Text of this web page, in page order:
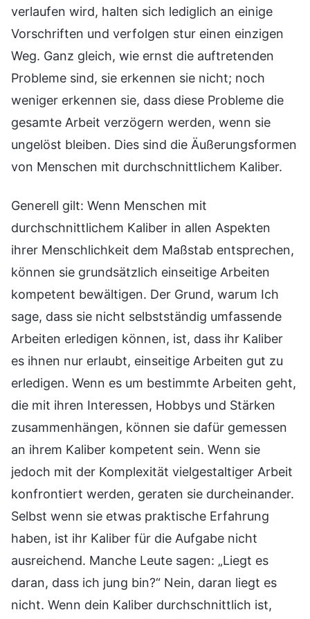
Generell gilt: Wenn Menschen mit
durchschnittlichem Kaliber in allen Aspekten
ihrer Menschlichkeit dem Maßstab entsprechen,
können sie grundsätzlich einseitige Arbeiten
kompetent bewältigen. Der Grund, warum Ich
sage, dass sie nicht selbstständig umfassende
Arbeiten erledigen können, ist, dass ihr Kaliber
es ihnen nur erlaubt, einseitige Arbeiten gut zu
erledigen. Wenn es um bestimmte Arbeiten geht,
die mit ihren Interessen, Hobbys und Stärken
zusammenhängen, können sie dafür gemessen
an ihrem Kaliber kompetent sein. Wenn sie
jedoch mit der Komplexität vielgestaltiger Arbeit
konfrontiert werden, geraten sie durcheinander.
Selbst wenn sie etwas praktische Erfahrung
haben, ist ihr Kaliber für die Aufgabe nicht
ausreichend. Manche Leute sagen: „Liegt es
daran, dass ich jung bin?“ Nein, daran liegt es
nicht. Wenn dein Kaliber durchschnittlich ist,